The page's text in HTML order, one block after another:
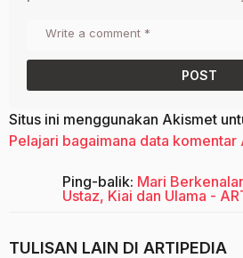
Situs ini menggunakan Akismet
Pelajari bagaimana data
Ping-balik: Mari
Ustaz, Kiai dan Ulama -
TULISAN LAIN DI ARTIPEDIA